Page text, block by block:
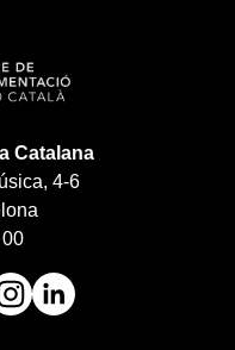
Catalana
4-6